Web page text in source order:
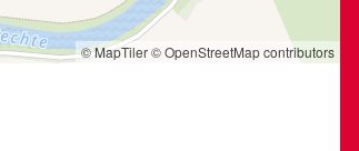
© MapTiler© OpenStreetMap contributors